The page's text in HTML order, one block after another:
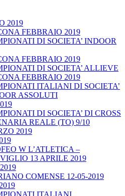
2019
FEBBRAIO 2019
DI SOCIETA’ INDOOR
FEBBRAIO 2019
DI SOCIETA’ ALLIEVE
FEBBRAIO 2019
ITALIANI DI SOCIETA’
ASSOLUTI
DI SOCIETA’ DI CROSS
REALE (TO) 9/10
2019
W L’ATLETICA –
13 APRILE 2019
COMENSE 12-05-2019
ITALIANI